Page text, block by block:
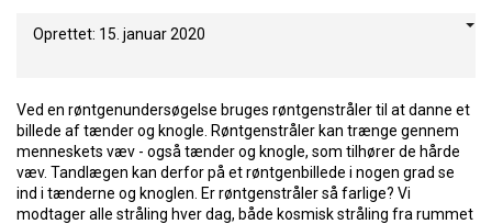
Oprettet: 15. januar 2020
Ved en røntgenundersøgelse bruges røntgenstråler til at danne et
billede af tænder og knogle. Røntgenstråler kan trænge gennem
menneskets væv - også tænder og knogle, som tilhører de hårde
væv. Tandlægen kan derfor på et røntgenbillede i nogen grad se
ind i tænderne og knoglen. Er røntgenstråler så farlige? Vi
modtager alle stråling hver dag, både kosmisk stråling fra rummet